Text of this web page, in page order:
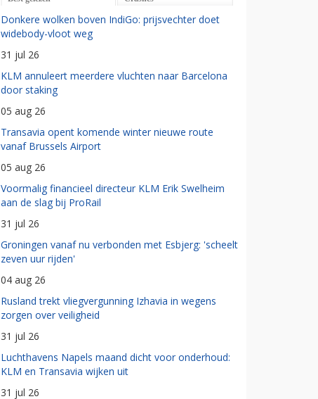
Donkere wolken boven IndiGo: prijsvechter doet
widebody-vloot weg
31 jul 26
KLM annuleert meerdere vluchten naar Barcelona
door staking
05 aug 26
Transavia opent komende winter nieuwe route
vanaf Brussels Airport
05 aug 26
Voormalig financieel directeur KLM Erik Swelheim
aan de slag bij ProRail
31 jul 26
Groningen vanaf nu verbonden met Esbjerg: 'scheelt
zeven uur rijden'
04 aug 26
Rusland trekt vliegvergunning Izhavia in wegens
zorgen over veiligheid
31 jul 26
Luchthavens Napels maand dicht voor onderhoud:
KLM en Transavia wijken uit
31 jul 26